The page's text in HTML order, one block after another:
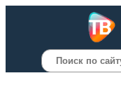
Поиск